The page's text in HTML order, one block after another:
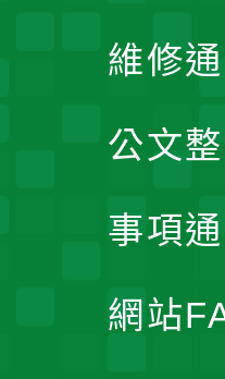
維修
公文
事項
網站